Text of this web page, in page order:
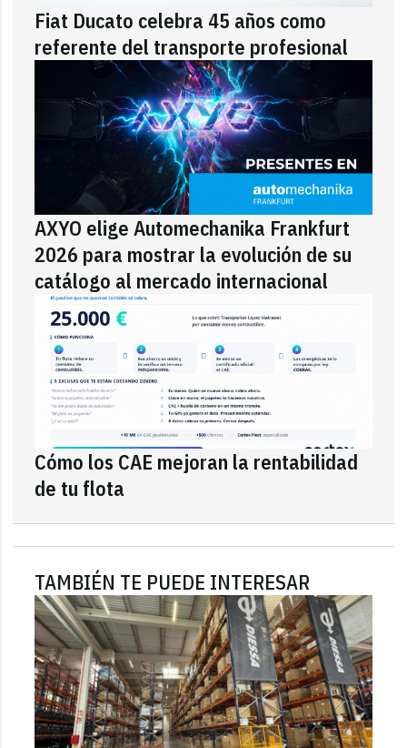
Fiat Ducato celebra 45 años como
referente del transporte profesional
AXYO elige Automechanika Frankfurt
2026 para mostrar la evolución de su
catálogo al mercado internacional
Cómo los CAE mejoran la rentabilidad
de tu flota
TAMBIÉN TE PUEDE INTERESAR